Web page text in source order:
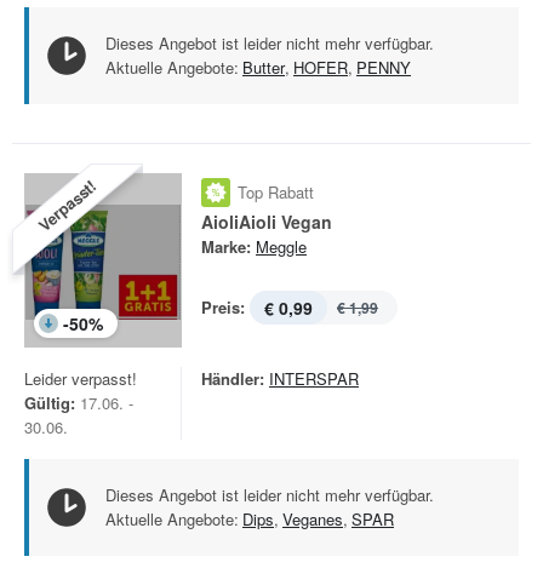
Dieses Angebot ist leider nicht mehr verfügbar.
Aktuelle Angebote: Butter, HOFER, PENNY
Verpasst!
-50%
Top Rabatt
AioliAioli Vegan
Marke: Meggle
Preis: € 0,99 € 1,99
Leider verpasst!
Gültig: 17.06. -
30.06.
Händler: INTERSPAR
Dieses Angebot ist leider nicht mehr verfügbar.
Aktuelle Angebote: Dips, Veganes, SPAR